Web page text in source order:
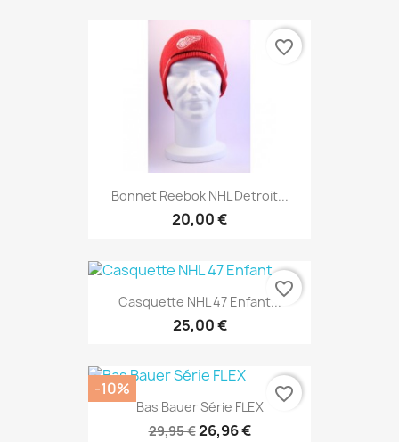
Bonnet Reebok NHL Detroit...
20,00 €
favorite_border
Casquette NHL 47 Enfant...
25,00 €
favorite_border
Bas Bauer Série FLEX
29,95 €26,96 €
-10% favorite_border